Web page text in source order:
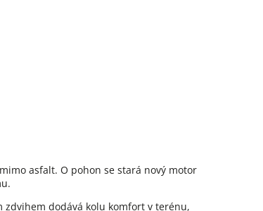
asfalt. O pohon se stará nový motor
zdvihem dodává kolu komfort v terénu,